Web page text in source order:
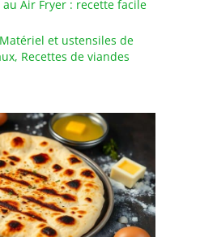
remplacement gratuit si
cassés
stocker et les rendre
nique, les fêtes ou
l'utilisation quotidienne.
de nourriture et de
boisson, ces cuillères
sont un ajout polyvalent
à votre cuisine ou
cuisine.
Air Fryer : recette facile
Matériel et ustensiles de
, Recettes de viandes